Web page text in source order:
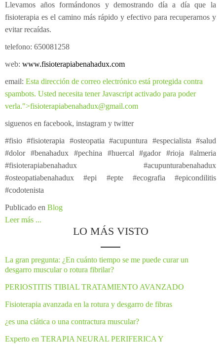
Llevamos años formándonos y demostrando día a día que la
fisioterapia es el camino más rápido y efectivo para recuperarnos y
evitar recaídas.
telefono: 650081258
web: www.fisioterapiabenahadux.com
email: Esta dirección de correo electrónico está protegida contra
spambots. Usted necesita tener Javascript activado para poder
verla.">fisioterapiabenahadux@gmail.com
siguenos en facebook, instagram y twitter
#fisio #fisioterapia #osteopatia #acupuntura #especialista #salud
#dolor #benahadux #pechina #huercal #gador #rioja #almeria
#fisioterapiabenahadux #acupunturabenahadux
#osteopatiabenahadux #epi #epte #ecografia #epicondilitis
#codotenista
Publicado en Blog
Leer más ...
LO MÁS VISTO
La gran pregunta: ¿En cuánto tiempo se me puede curar un
desgarro muscular o rotura fibrilar?
PERIOSTITIS TIBIAL TRATAMIENTO AVANZADO
Fisioterapia avanzada en la rotura y desgarro de fibras
¿es una ciática o una contractura muscular?
Experto en TERAPIA NEURAL PERIFERICA Y